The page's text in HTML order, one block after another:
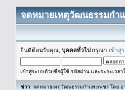
จดหมายเหตุวัฒนธรรมกำ
ยินดีต้อนรับคุณ, บุคคลทั่วไปกรุณา เข้าสู่
เข้าสู่ระบบด้วยชื่อผู้ใช้ รหัสผ่าน และระยะเวลา
ข่าว: จดหมายเหตุวัฒนธรรมกำแพงเพชร โดย